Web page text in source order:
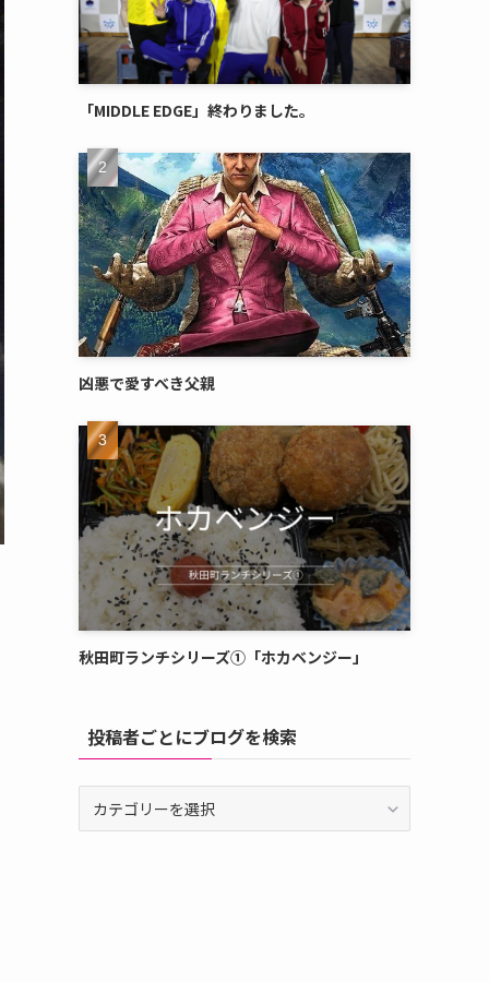
「MIDDLE EDGE」終わりました。
凶悪で愛すべき父親
秋田町ランチシリーズ①「ホカベンジー」
投稿者ごとにブログを検索